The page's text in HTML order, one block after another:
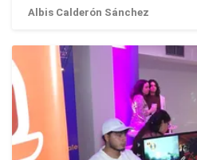
Albis Calderón Sánchez